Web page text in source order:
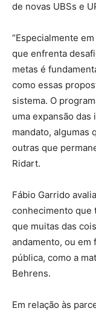
de novas UBSs e
“Especialmente
que enfrenta
metas é
como essas
sistema. O
uma expansão
mandato, algumas
outras que
Ridart.
Fábio Garrido
conhecimento que
que muitas das
andamento, ou em
pública, como a
Behrens.
Em relação às